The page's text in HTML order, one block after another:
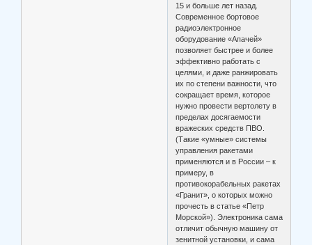
15 и больше лет назад.
Современное бортовое
радиоэлектронное
оборудование «Апачей»
позволяет быстрее и более
эффективно работать с
целями, и даже ранжировать
их по степени важности, что
сокращает время, которое
нужно провести вертолету в
пределах досягаемости
вражеских средств ПВО.
(Такие «умные» системы
управления ракетами
применяются и в России – к
примеру, в
противокорабельных ракетах
«Гранит», о которых можно
прочесть в статье «Петр
Морской»). Электроника сама
отличит обычную машину от
зенитной установки, и сама